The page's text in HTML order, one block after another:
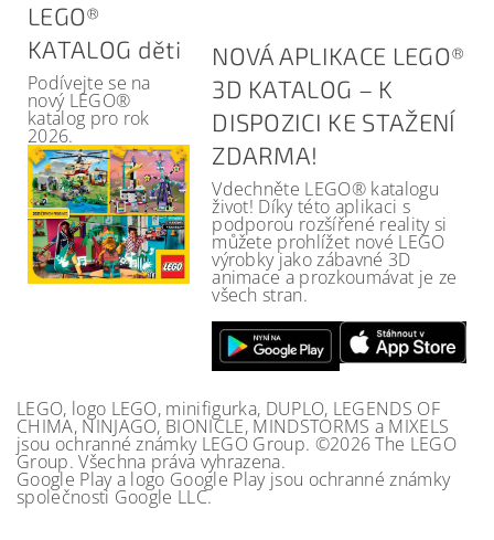
LEGO®
KATALOG děti
Podívejte se na
nový LEGO®
katalog pro rok
2026.
NOVÁ APLIKACE LEGO®
3D KATALOG – K
DISPOZICI KE STAŽENÍ
ZDARMA!
Vdechněte LEGO® katalogu
život! Díky této aplikaci s
podporou rozšířené reality si
můžete prohlížet nové LEGO
výrobky jako zábavné 3D
animace a prozkoumávat je ze
všech stran.
LEGO, logo LEGO, minifigurka, DUPLO, LEGENDS OF
CHIMA, NINJAGO, BIONICLE, MINDSTORMS a MIXELS
jsou ochranné známky LEGO Group. ©2026 The LEGO
Group. Všechna práva vyhrazena.
Google Play a logo Google Play jsou ochranné známky
společnosti Google LLC.